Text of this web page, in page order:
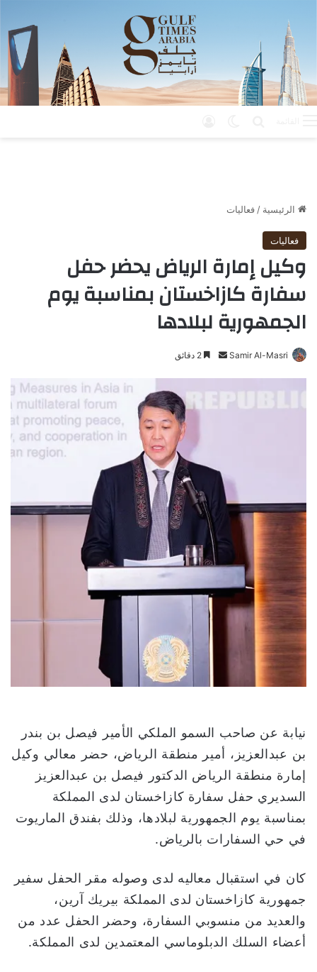
الرئيسية /فعاليات
فعاليات
وكيل إمارة الرياض يحضر حفل
سفارة كازاخستان بمناسبة يوم
الجمهورية لبلادها
Samir Al-Masri
د
ك
نيابة عن صاحب السمو الملكي الأمير فيصل بن بندر
بن عبدالعزيز، أمير منطقة الرياض، حضر معالي وكيل
إمارة منطقة الرياض الدكتور فيصل بن عبدالعزيز
السديري حفل سفارة كازاخستان لدى المملكة
بمناسبة يوم الجمهورية لبلادها، وذلك بفندق الماريوت
في حي السفارات بالرياض.
كان في استقبال معاليه لدى وصوله مقر الحفل سفير
جمهورية كازاخستان لدى المملكة بيريك آرين،
والعديد من منسوبي السفارة، وحضر الحفل عدد من
أعضاء السلك الدبلوماسي المعتمدين لدى المملكة.